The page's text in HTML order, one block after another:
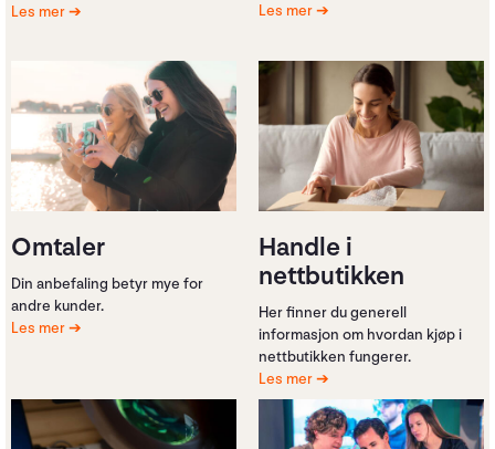
Les mer
Les mer
Omtaler
Din anbefaling betyr mye for
andre kunder.
Les mer
Handle i
nettbutikken
Her finner du generell
informasjon om hvordan kjøp i
nettbutikken fungerer.
Les mer